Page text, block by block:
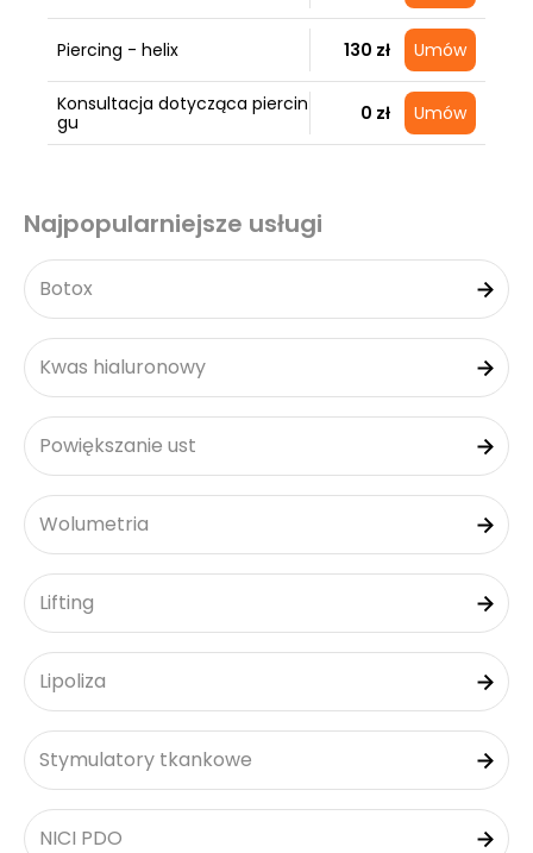
Piercing - helix 130 zł Umów
Konsultacja dotycząca piercin
gu
0 zł Umów
Najpopularniejsze usługi
Botox
Kwas hialuronowy
Powiększanie ust
Wolumetria
Lifting
Lipoliza
Stymulatory tkankowe
NICI PDO